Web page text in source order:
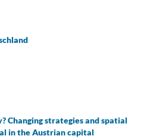
Changing strategies and spatial
in the Austrian capital